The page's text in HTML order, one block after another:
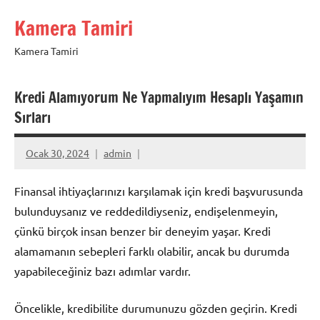
Kamera Tamiri
Kamera Tamiri
Kredi Alamıyorum Ne Yapmalıyım Hesaplı Yaşamın
Sırları
Ocak 30, 2024 admin
Finansal ihtiyaçlarınızı karşılamak için kredi başvurusunda
bulunduysanız ve reddedildiyseniz, endişelenmeyin,
çünkü birçok insan benzer bir deneyim yaşar. Kredi
alamamanın sebepleri farklı olabilir, ancak bu durumda
yapabileceğiniz bazı adımlar vardır.
Öncelikle, kredibilite durumunuzu gözden geçirin. Kredi